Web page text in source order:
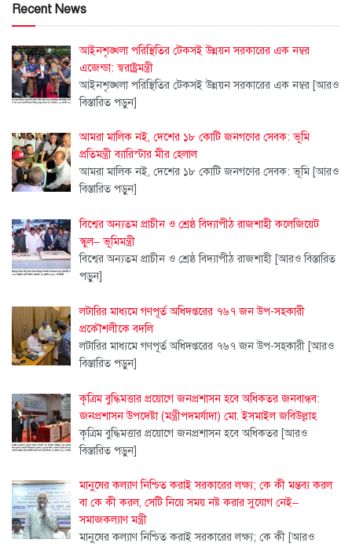
Recent News
আইনশৃঙ্খলা পরিস্থিতির টেকসই উন্নয়ন সরকারের এক নম্বর
এজেন্ডা: স্বরাষ্ট্রমন্ত্রী
আইনশৃঙ্খলা পরিস্থিতির টেকসই উন্নয়ন সরকারের এক নম্বর [আরও
বিস্তারিত পড়ুন]
আমরা মালিক নই, দেশের ১৮ কোটি জনগণের সেবক: ভূমি
প্রতিমন্ত্রী ব্যারিস্টার মীর হেলাল
আমরা মালিক নই, দেশের ১৮ কোটি জনগণের সেবক: ভূমি [আরও
বিস্তারিত পড়ুন]
বিশ্বের অন্যতম প্রাচীন ও শ্রেষ্ঠ বিদ্যাপীঠ রাজশাহী কলেজিয়েট
স্কুল– ভূমিমন্ত্রী
বিশ্বের অন্যতম প্রাচীন ও শ্রেষ্ঠ বিদ্যাপীঠ রাজশাহী [আরও বিস্তারিত
পড়ুন]
লটারির মাধ্যমে গণপূর্ত অধিদপ্তরের ৭৬৭ জন উপ-সহকারী
প্রকৌশলীকে বদলি
লটারির মাধ্যমে গণপূর্ত অধিদপ্তরের ৭৬৭ জন উপ-সহকারী [আরও
বিস্তারিত পড়ুন]
কৃত্রিম বুদ্ধিমত্তার প্রয়োগে জনপ্রশাসন হবে অধিকতর জনবান্ধব:
জনপ্রশাসন উপদেষ্টা (মন্ত্রীপদমর্যাদা) মো. ইসমাইল জবিউল্লাহ
কৃত্রিম বুদ্ধিমত্তার প্রয়োগে জনপ্রশাসন হবে অধিকতর [আরও
বিস্তারিত পড়ুন]
মানুষের কল্যাণ নিশ্চিত করাই সরকারের লক্ষ্য; কে কী মন্তব্য করল
বা কে কী করল, সেটি নিয়ে সময় নষ্ট করার সুযোগ নেই–
সমাজকল্যাণ মন্ত্রী
মানুষের কল্যাণ নিশ্চিত করাই সরকারের লক্ষ্য; কে কী [আরও